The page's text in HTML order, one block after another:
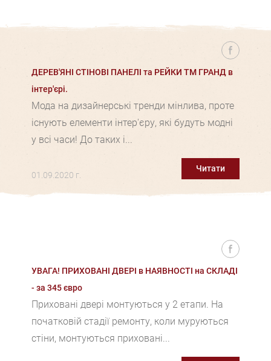
ДЕРЕВ'ЯНІ СТІНОВІ ПАНЕЛІ та РЕЙКИ ТМ ГРАНД в
інтер'єрі.
Мода на дизайнерські тренди мінлива, проте
існують елементи інтер'єру, які будуть модні
у всі часи! До таких і...
01.09.2020 г.
Читати
УВАГА! ПРИХОВАНІ ДВЕРІ в НАЯВНОСТІ на СКЛАДІ
- за 345 євро
Приховані двері монтуються у 2 етапи. На
початковій стадії ремонту, коли муруються
стіни, монтуються приховані...